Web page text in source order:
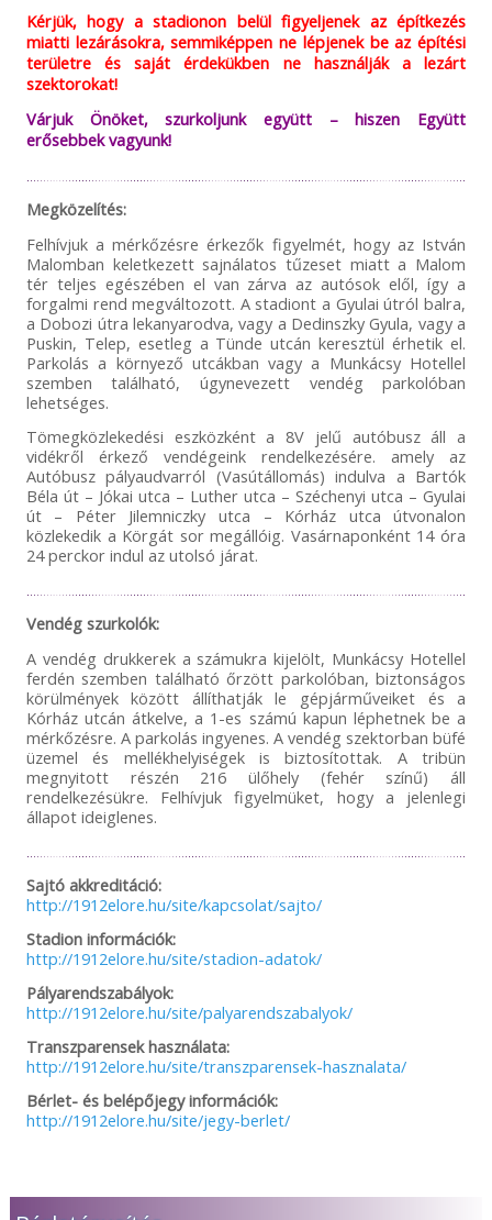
Kérjük, hogy a stadionon belül figyeljenek az építkezés
miatti lezárásokra, semmiképpen ne lépjenek be az építési
területre és saját érdekükben ne használják a lezárt
szektorokat!
Várjuk Önöket, szurkoljunk együtt – hiszen Együtt
erősebbek vagyunk!
Megközelítés:
Felhívjuk a mérkőzésre érkezők figyelmét, hogy az István
Malomban keletkezett sajnálatos tűzeset miatt a Malom
tér teljes egészében el van zárva az autósok elől, így a
forgalmi rend megváltozott. A stadiont a Gyulai útról balra,
a Dobozi útra lekanyarodva, vagy a Dedinszky Gyula, vagy a
Puskin, Telep, esetleg a Tünde utcán keresztül érhetik el.
Parkolás a környező utcákban vagy a Munkácsy Hotellel
szemben található, úgynevezett vendég parkolóban
lehetséges.
Tömegközlekedési eszközként a 8V jelű autóbusz áll a
vidékről érkező vendégeink rendelkezésére. amely az
Autóbusz pályaudvarról (Vasútállomás) indulva a Bartók
Béla út – Jókai utca – Luther utca – Széchenyi utca – Gyulai
út – Péter Jilemniczky utca – Kórház utca útvonalon
közlekedik a Körgát sor megállóig. Vasárnaponként 14 óra
24 perckor indul az utolsó járat.
Vendég szurkolók:
A vendég drukkerek a számukra kijelölt, Munkácsy Hotellel
ferdén szemben található őrzött parkolóban, biztonságos
körülmények között állíthatják le gépjárműveiket és a
Kórház utcán átkelve, a 1-es számú kapun léphetnek be a
mérkőzésre. A parkolás ingyenes. A vendég szektorban büfé
üzemel és mellékhelyiségek is biztosítottak. A tribün
megnyitott részén 216 ülőhely (fehér színű) áll
rendelkezésükre. Felhívjuk figyelmüket, hogy a jelenlegi
állapot ideiglenes.
Sajtó akkreditáció:
http://1912elore.hu/site/kapcsolat/sajto/
Stadion információk:
http://1912elore.hu/site/stadion-adatok/
Pályarendszabályok:
http://1912elore.hu/site/palyarendszabalyok/
Transzparensek használata:
http://1912elore.hu/site/transzparensek-hasznalata/
Bérlet- és belépőjegy információk:
http://1912elore.hu/site/jegy-berlet/